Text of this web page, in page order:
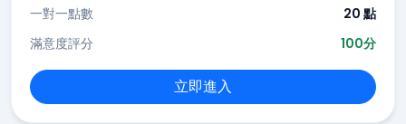
一對一點數
20 點
滿意度評分
100分
立即進入